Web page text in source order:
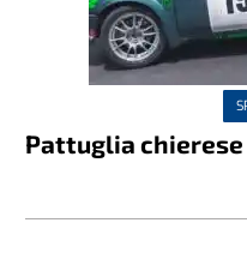
Pattuglia